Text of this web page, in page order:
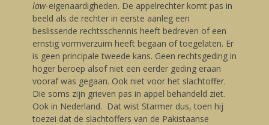
law-eigenaardigheden. De appelrechter komt pas in
beeld als de rechter in eerste aanleg een
beslissende rechtsschennis heeft bedreven of een
ernstig vormverzuim heeft begaan of toegelaten. Er
is geen principale tweede kans. Geen rechtsgeding in
hoger beroep alsof niet een eerder geding eraan
vooraf was gegaan. Ook niet voor het slachtoffer.
Die soms zijn grieven pas in appel behandeld ziet.
Ook in Nederland. Dat wist Starmer dus, toen hij
toezei dat de slachtoffers van de Pakistaanse